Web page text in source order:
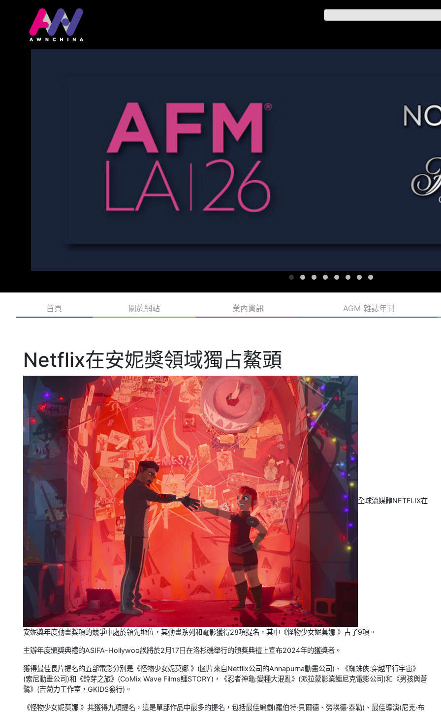
首頁 關於網站 業內資訊 AGM 雜誌年刊
Netflix在安妮獎領域獨占鰲頭
全球流媒體NETFLIX在
安妮獎年度動畫獎項的競爭中處於領先地位，其動畫系列和電影獲得28項提名，其中《怪物少女妮莫娜 》占了9項。
主辦年度頒獎典禮的ASIFA-Hollywoo誒將於2月17日在洛杉磯舉行的頒獎典禮上宣布2024年的獲獎者。
獲得最佳長片提名的五部電影分別是《怪物少女妮莫娜 》(圖片來自Netflix公司的Annapurna動畫公司)、《蜘蛛俠:穿越平行宇宙》
(索尼動畫公司)和《鈴芽之旅》(CoMix Wave Films鱷STORY)，《忍者神龜:變種大混亂》(派拉蒙影業鱷尼克電影公司)和《男孩與蒼
鷺》(吉蔔力工作室，GKIDS發行)。
《怪物少女妮莫娜 》共獲得九項提名，這是單部作品中最多的提名，包括最佳編劇(羅伯特·貝爾德、勞埃德·泰勒)、最佳導演(尼克·布